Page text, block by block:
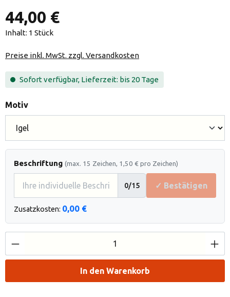
44,00 €
Inhalt: 1 Stück
Preise inkl. MwSt. zzgl. Versandkosten
Sofort verfügbar, Lieferzeit: bis 20 Tage
Motivauswählen
Beschriftung (max. 15 Zeichen, 1,50 € pro Zeichen)
0/15 ✓ Bestätigen
Zusatzkosten: 0,00 €
Produkt Anzahl: Gib den gewünschten
In den Warenkorb